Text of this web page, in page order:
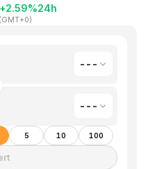
+2.59%24h
(GMT+0)
---
---
5 10 100